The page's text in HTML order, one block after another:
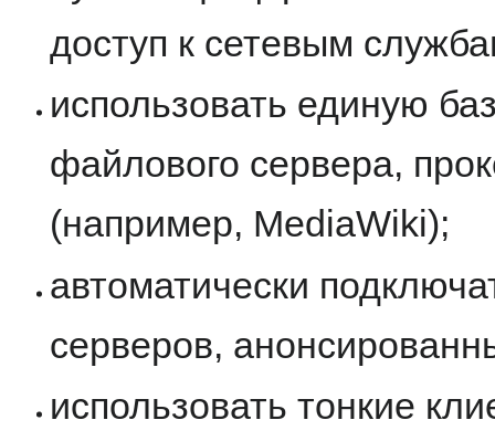
доступ к сетевым
использовать единую
файлового сервера,
(например, MediaWiki);
автоматически
серверов,
использовать тонкие